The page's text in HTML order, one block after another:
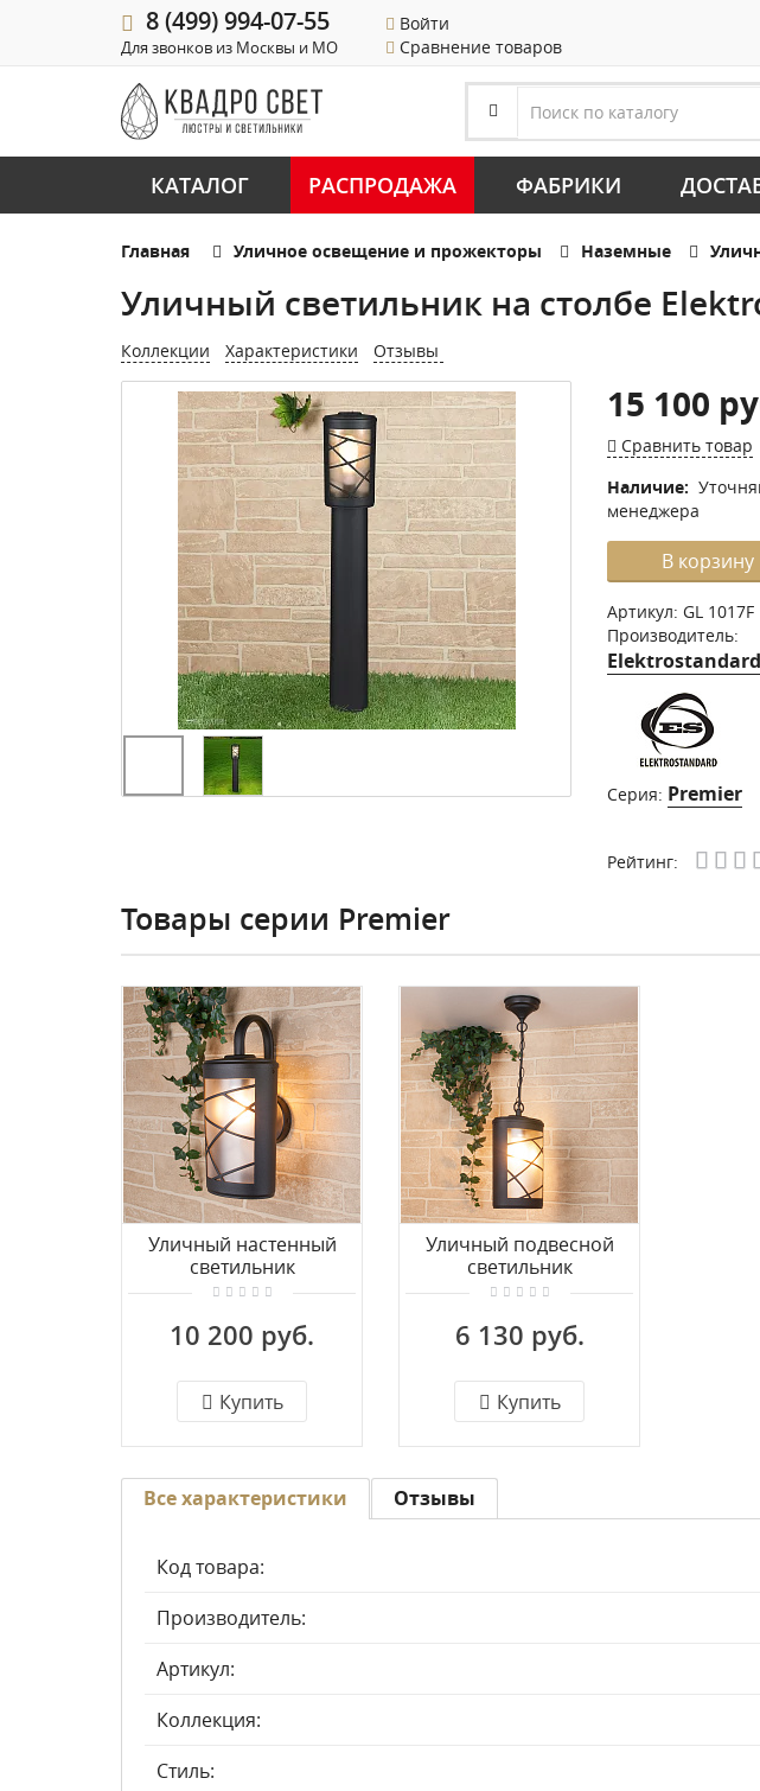
8 (499) 994-07-55
Для звонков из Москвы и МО
Войти
Сравнение товаров
КАТАЛОГ РАСПРОДАЖА ФАБРИКИ
Главная Уличное освещение и прожекторы Наземные
Уличный светильник на столбе
Коллекции Характеристики Отзывы
15 100
Сравнить товар
Наличие:
менеджера
В корзину
Артикул: GL 1017F
Производитель:
Elektrostandard
Серия: Premier
Рейтинг:
Товары серии Premier
Уличный настенный
светильник
Elektrostandard Premier
10 200 руб.
Купить
Уличный подвесной
светильник
Elektrostandard Premier
6 130 руб.
Купить
Все характеристики
Код товара:
Производитель:
Артикул:
Коллекция:
Стиль:
Отзывы